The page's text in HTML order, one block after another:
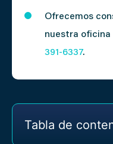
Ofrecemos
nuestra oficina
391-6337.
Tabla de